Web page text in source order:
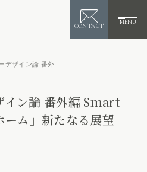
CONTACT
MENU
イン論 番外編 Smart
ム」新たなる展望